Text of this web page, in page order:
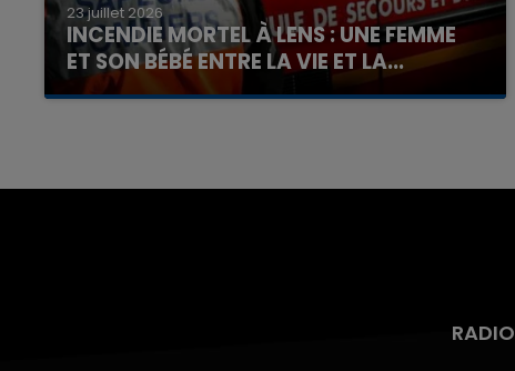
23 juillet 2026
INCENDIE MORTEL À LENS : UNE FEMME
ET SON BÉBÉ ENTRE LA VIE ET LA...
Un homme s'est immolé par le feu après avoir
RADIO